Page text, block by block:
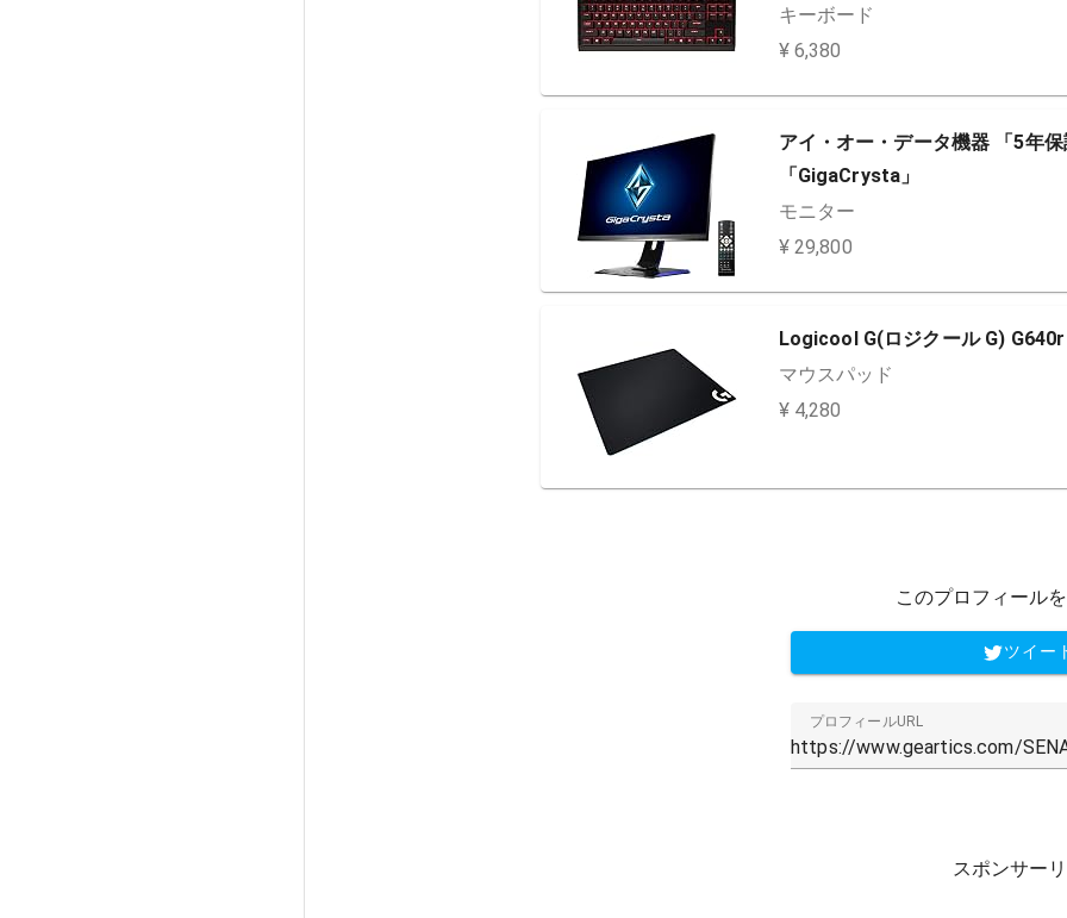
キーボード
¥ 6,380
アイ・オー・データ機器 「5年
「GigaCrysta」
モニター
¥ 29,800
Logicool G(ロジクール G) G640r
マウスパッド
¥ 4,280
このプロフィール
ツイー
プロフィールURL
スポンサー